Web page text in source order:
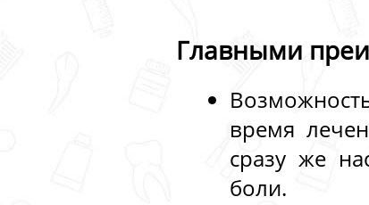
Главными
время
сразу же
боли.